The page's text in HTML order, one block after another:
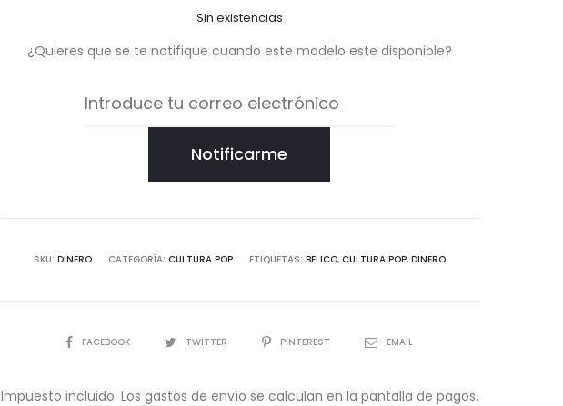
Sin existencias
¿Quieres que se te notifique cuando este modelo este disponible?
Notificarme
SKU: DINERO CATEGORÍA: CULTURA POP ETIQUETAS: BELICO, CULTURA POP, DINERO
COMPARTIR
FACEBOOK TWITTER PINTEREST EMAIL
Impuesto incluido. Los gastos de envío se calculan en la pantalla de pagos.